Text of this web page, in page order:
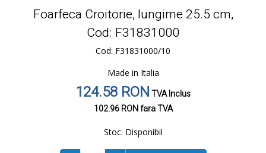
Foarfeca Croitorie, lungime 25.5 cm,
Cod: F31831000
Cod: F31831000/10
Made in Italia
124.58 RONTVA Inclus
102.96 RONfara TVA
Stoc: Disponibil